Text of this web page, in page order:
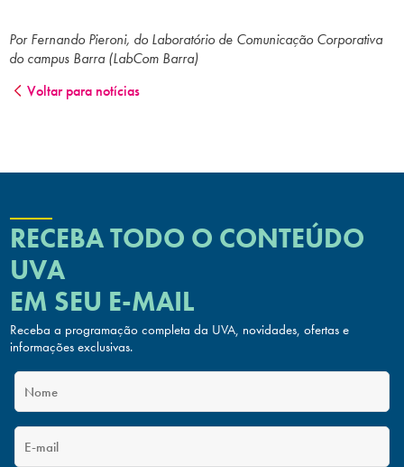
Por Fernando Pieroni, do Laboratório de Comunicação Corporativa
do campus Barra (LabCom Barra)
Voltar para notícias
RECEBA TODO O CONTEÚDO
UVA
EM SEU E-MAIL
Receba a programação completa da UVA, novidades, ofertas e
informações exclusivas.